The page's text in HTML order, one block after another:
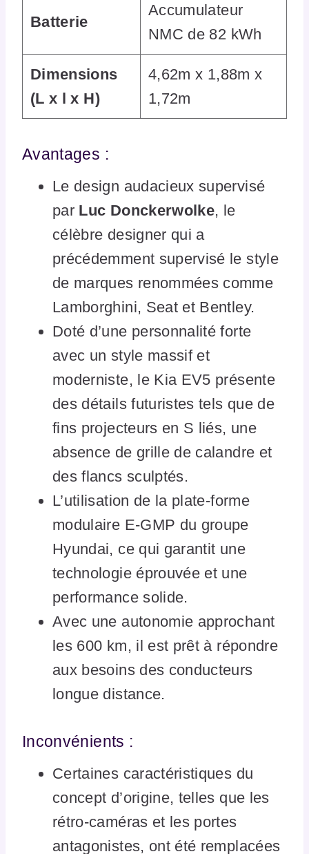
Batterie
Accumulateur
NMC de 82 kWh
Dimensions
(L x l x H)
4,62m x 1,88m x
1,72m
Avantages :
Le design audacieux supervisé
par Luc Donckerwolke, le
célèbre designer qui a
précédemment supervisé le style
de marques renommées comme
Lamborghini, Seat et Bentley.
Doté d’une personnalité forte
avec un style massif et
moderniste, le Kia EV5 présente
des détails futuristes tels que de
fins projecteurs en S liés, une
absence de grille de calandre et
des flancs sculptés.
L’utilisation de la plate-forme
modulaire E-GMP du groupe
Hyundai, ce qui garantit une
technologie éprouvée et une
performance solide.
Avec une autonomie approchant
les 600 km, il est prêt à répondre
aux besoins des conducteurs
longue distance.
Inconvénients :
Certaines caractéristiques du
concept d’origine, telles que les
rétro-caméras et les portes
antagonistes, ont été remplacées